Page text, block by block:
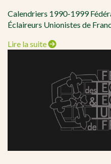
Calendriers 1990-1999
Éclaireurs Unionistes de
Lire la suite